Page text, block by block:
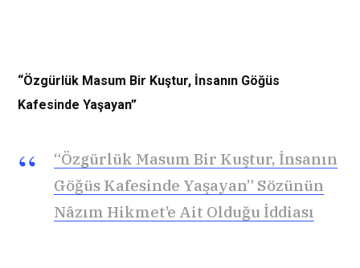
“Özgürlük Masum Bir Kuştur, İnsanın Göğüs
Kafesinde Yaşayan”
“Özgürlük Masum Bir Kuştur, İnsanın
Göğüs Kafesinde Yaşayan” Sözünün
Nâzım Hikmet’e Ait Olduğu İddiası